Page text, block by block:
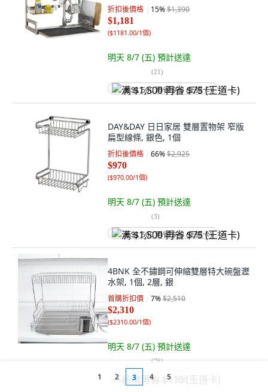
折扣後價格 15%$1,390
$1,181
($1181.00/1個)
明天 8/7 (五) 預計送達
(21)
满 $1,500 再省 $75 (王道卡)
DAY&DAY 日日家居 雙層置物架 窄版
扁型線條, 銀色, 1個
折扣後價格 66%$2,925
$970
($970.00/1個)
明天 8/7 (五) 預計送達
(3)
满 $1,500 再省 $75 (王道卡)
4BNK 全不鏽鋼可伸縮雙層特大碗盤瀝
水架, 1個, 2層, 銀
首購折扣價 7%$2,510
$2,310
($2310.00/1個)
明天 8/7 (五) 預計送達
(76)
最高再省 $116 (王道卡)
1 2 3 4 5